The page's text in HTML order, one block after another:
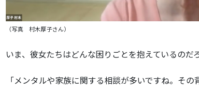
（写真 村木厚子さん）
いま、彼女たちはどんな困りごとを抱えているのだ
「メンタルや家族に関する相談が多いですね。そ